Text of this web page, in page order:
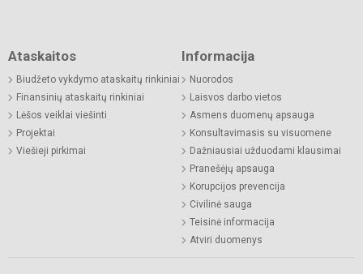
Ataskaitos
Biudžeto vykdymo ataskaitų rinkiniai
Finansinių ataskaitų rinkiniai
Lėšos veiklai viešinti
Projektai
Viešieji pirkimai
Informacija
Nuorodos
Laisvos darbo vietos
Asmens duomenų apsauga
Konsultavimasis su visuomene
Dažniausiai užduodami klausimai
Pranešėjų apsauga
Korupcijos prevencija
Civilinė sauga
Teisinė informacija
Atviri duomenys